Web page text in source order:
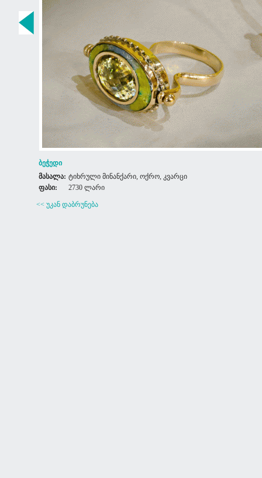
ბეჭედი
მასალა: ტიხრული მინანქარი, ოქრო, კვარცი
ფასი:
2730 ლარი
<< უკან დაბრუნება